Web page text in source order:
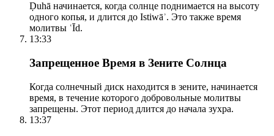
Ḍuhā начинается, когда солнце поднимается на высоту
одного копья, и длится до Istiwāʾ. Это также время
молитвы ʿĪd.
13:33
Запрещенное Время в Зените Солнца
Когда солнечный диск находится в зените, начинается
время, в течение которого добровольные молитвы
запрещены. Этот период длится до начала зухра.
13:37